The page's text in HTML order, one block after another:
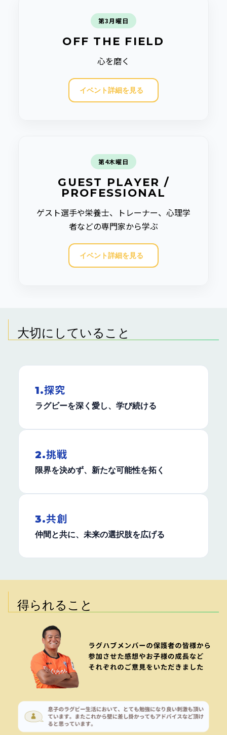
第3月曜日
OFF THE FIELD
心を磨く
イベント詳細を見る
第4木曜日
GUEST PLAYER /
PROFESSIONAL
ゲスト選手や栄養士、トレーナー、心理学
者などの専門家から学ぶ
イベント詳細を見る
大切にしていること
1.探究
ラグビーを深く愛し、学び続ける
2.挑戦
限界を決めず、新たな可能性を拓く
3.共創
仲間と共に、未来の選択肢を広げる
得られること